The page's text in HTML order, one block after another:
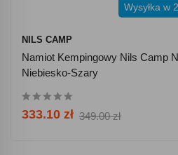
Wysyłka w
NILS CAMP
Namiot Kempingowy Nils Camp
Niebiesko-Szary
333.10 zł 349.00 zł